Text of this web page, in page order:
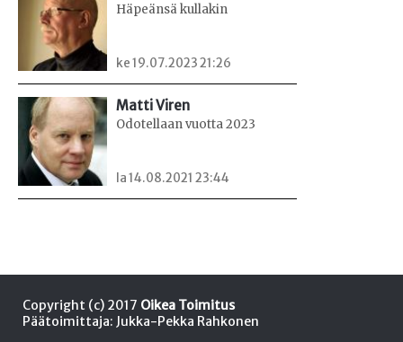
Häpeänsä kullakin
ke 19.07.2023 21:26
Matti Viren
Odotellaan vuotta 2023
la 14.08.2021 23:44
Copyright (c) 2017 Oikea Toimitus
Päätoimittaja: Jukka-Pekka Rahkonen